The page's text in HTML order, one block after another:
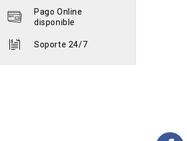
Pago Online
disponible
Soporte 24/7